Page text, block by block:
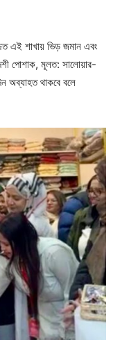
এই শাখায় ভিড় জমান এবং
পোশাক, মূলত: সালোয়ার-
অব্যাহত থাকবে বলে